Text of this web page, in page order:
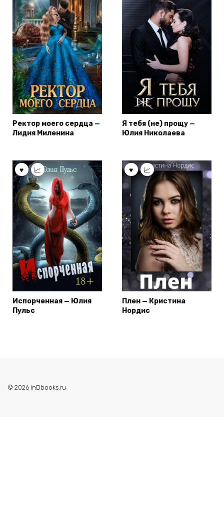
Ректор моего сердца —
Лидия Миленина
Я тебя (не) прощу —
Юлия Николаева
Испорченная — Юлия
Пульс
Плен — Кристина
Нордис
© 2026 inDbooks.ru